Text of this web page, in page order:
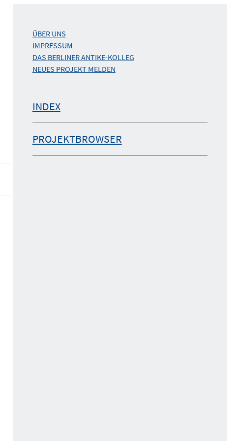
ÜBER UNS
IMPRESSUM
DAS BERLINER ANTIKE-KOLLEG
NEUES PROJEKT MELDEN
INDEX
PROJEKTBROWSER